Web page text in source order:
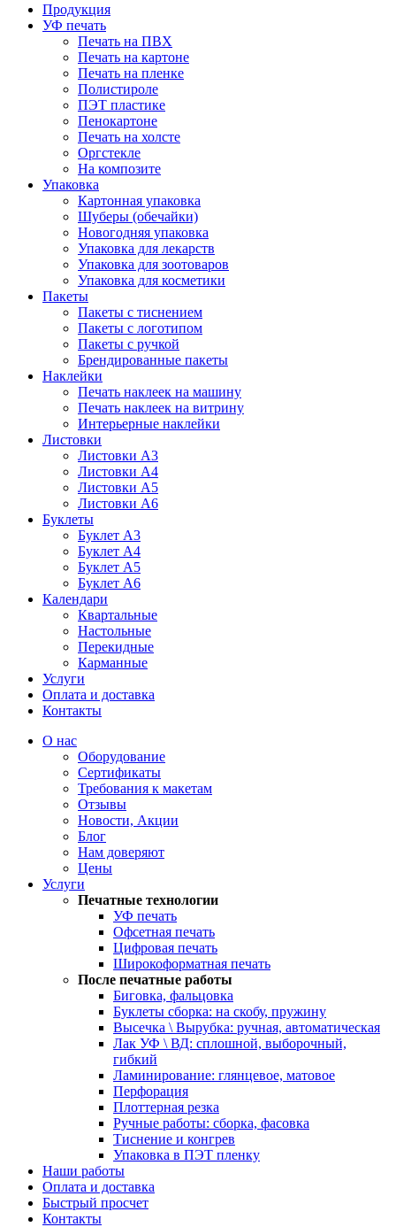
Продукция
УФ печать
Печать на ПВХ
Печать на картоне
Печать на пленке
Полистироле
ПЭТ пластике
Пенокартоне
Печать на холсте
Оргстекле
На композите
Упаковка
Картонная упаковка
Шуберы (обечайки)
Новогодняя упаковка
Упаковка для лекарств
Упаковка для зоотоваров
Упаковка для косметики
Пакеты
Пакеты с тиснением
Пакеты с логотипом
Пакеты с ручкой
Брендированные пакеты
Наклейки
Печать наклеек на машину
Печать наклеек на витрину
Интерьерные наклейки
Листовки
Листовки А3
Листовки А4
Листовки А5
Листовки А6
Буклеты
Буклет А3
Буклет А4
Буклет А5
Буклет А6
Календари
Квартальные
Настольные
Перекидные
Карманные
Услуги
Оплата и доставка
Контакты
О нас
Оборудование
Сертификаты
Требования к макетам
Отзывы
Новости, Акции
Блог
Нам доверяют
Цены
Услуги
Печатные технологии
УФ печать
Офсетная печать
Цифровая печать
Широкоформатная печать
После печатные работы
Биговка, фальцовка
Буклеты сборка: на скобу, пружину
Высечка \ Вырубка: ручная, автоматическая
Лак УФ \ ВД: сплошной, выборочный,
гибкий
Ламинирование: глянцевое, матовое
Перфорация
Плоттерная резка
Ручные работы: сборка, фасовка
Тиснение и конгрев
Упаковка в ПЭТ пленку
Наши работы
Оплата и доставка
Быстрый просчет
Контакты